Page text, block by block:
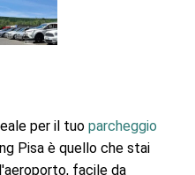
per il tuo parcheggio
Pisa è quello che stai
facile da